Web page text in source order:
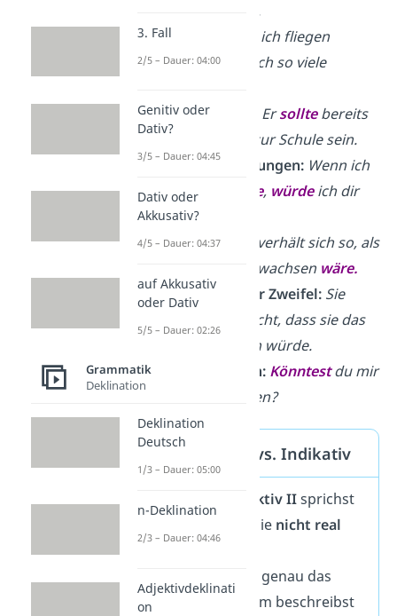
neues Fahrrad.
Träume:
Wenn ich fliegen
könnte,hätte
ich so viele
Vermutungen: Ersolltebereits
auf dem Weg zur Schule sein.
irrealeBedingungen: Wenn ich
mehr Zeit
hätte, würdeich dir
helfen.
Vergleiche:
Er verhält sich so, als
ob er schon erwachsen wäre.
Erstaunen oder Zweifel: Sie
nie gedacht, dass sie das
Spiel gewinnen würde.
höfliche Bitten: Könntestdu mir
bitte kurz helfen?
Konjunktiv II vs. Indikativ
Konjunktiv IIsprichst
du über Dinge, die nicht real
ist genau das
Gegenteil: Mit ihm beschreibst
3. Fall
2/5 – Dauer: 04:00
Genitiv oder
Dativ?
3/5 – Dauer: 04:45
Dativ oder
Akkusativ?
4/5 – Dauer: 04:37
auf Akkusativ
oder Dativ
5/5 – Dauer: 02:26
Grammatik
Deklination
Deklination
Deutsch
1/3 – Dauer: 05:00
n-Deklination
2/3 – Dauer: 04:46
Adjektivdeklinati
on